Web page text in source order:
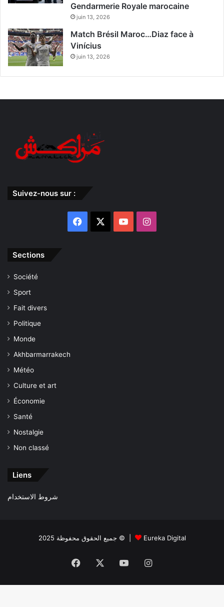
Gendarmerie Royale marocaine
juin 13, 2026
Match Brésil Maroc…Diaz face à
Vinícius
juin 13, 2026
Suivez-nous sur :
Facebook YouTubeInstagram
Sections
Société
Sport
Fait divers
Politique
Monde
Akhbarmarrakech
Météo
Culture et art
Économie
Santé
Nostalgie
Non classé
Liens
شروط الاستخدام
جميع الحقوق محفوظة 2025 © | Eureka Digital
Facebook YouTubeInstagram